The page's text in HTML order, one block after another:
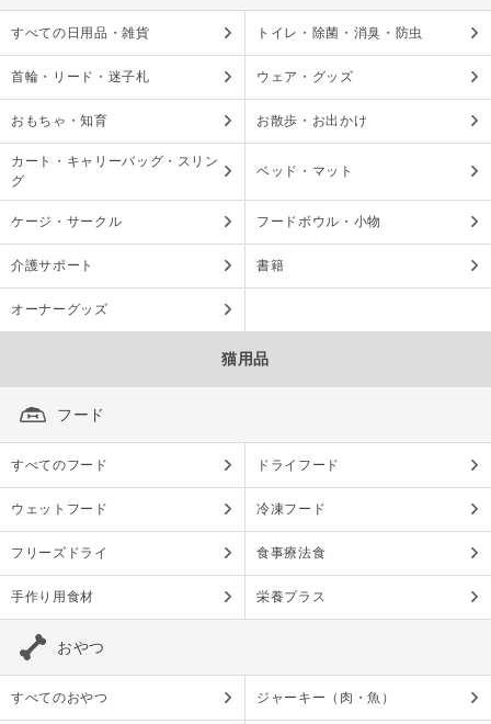
すべての日用品・雑貨 トイレ・除菌・消臭・防虫
首輪・リード・迷子札 ウェア・グッズ
おもちゃ・知育 お散歩・お出かけ
カート・キャリーバッグ・スリン
グ
ベッド・マット
ケージ・サークル フードボウル・小物
介護サポート 書籍
オーナーグッズ
猫用品
フード
すべてのフード ドライフード
ウェットフード 冷凍フード
フリーズドライ 食事療法食
手作り用食材 栄養プラス
おやつ
すべてのおやつ ジャーキー（肉・魚）